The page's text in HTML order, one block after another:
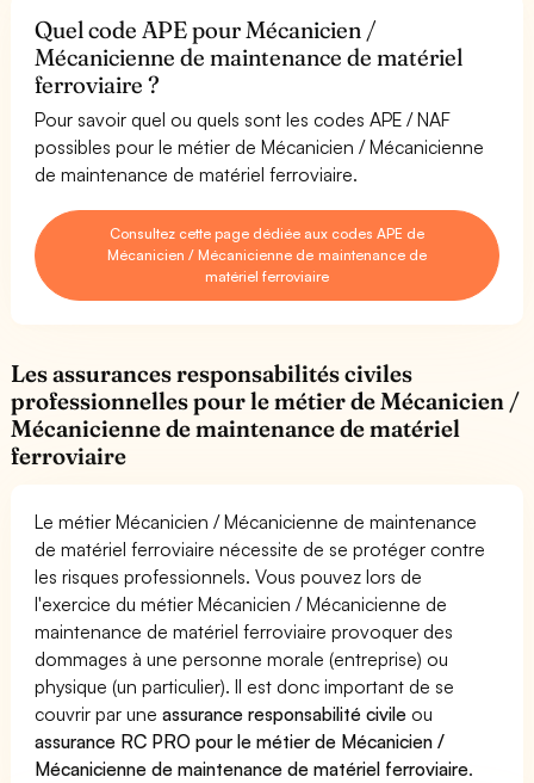
Quel code APE pour Mécanicien /
Mécanicienne de maintenance de matériel
ferroviaire ?
Pour savoir quel ou quels sont les codes APE / NAF
possibles pour le métier de Mécanicien / Mécanicienne
de maintenance de matériel ferroviaire.
Consultez cette page dédiée aux codes APE de
Mécanicien / Mécanicienne de maintenance de
matériel ferroviaire
Les assurances responsabilités civiles
professionnelles pour le métier de Mécanicien /
Mécanicienne de maintenance de matériel
ferroviaire
Le métier Mécanicien / Mécanicienne de maintenance
de matériel ferroviaire nécessite de se protéger contre
les risques professionnels. Vous pouvez lors de
l'exercice du métier Mécanicien / Mécanicienne de
maintenance de matériel ferroviaire provoquer des
dommages à une personne morale (entreprise) ou
physique (un particulier). Il est donc important de se
couvrir par uneassurance responsabilité civile ou
assurance RC PRO pour le métier de Mécanicien /
Mécanicienne de maintenance de matériel ferroviaire.